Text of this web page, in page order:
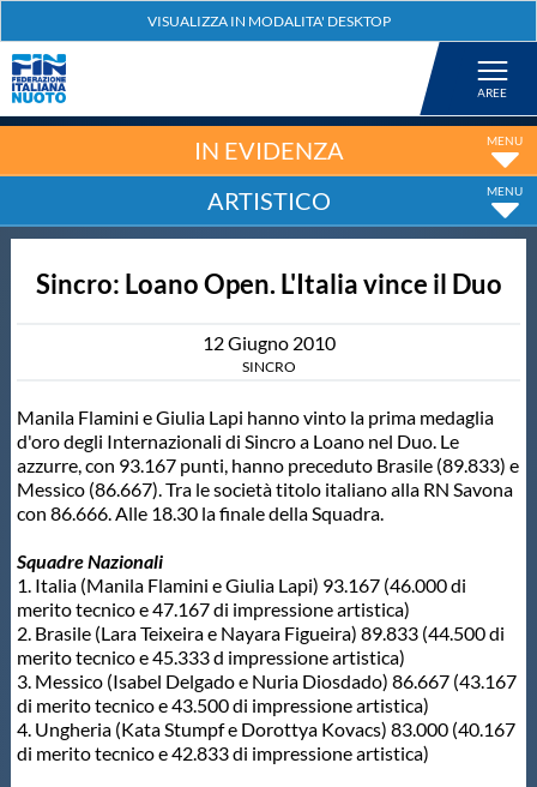
Nuoto
Tuffi
Fondo
Salvamento
Master
Formazione
GUG
IN EVIDENZA
ARTISTICO
Sincro: Loano Open. L'Italia vince il Duo
12Giugno 2010
SINCRO
Manila Flamini e Giulia Lapi hanno vinto la prima medaglia
d'oro degli Internazionali di Sincro a Loano nel Duo. Le
azzurre, con 93.167 punti, hanno preceduto Brasile (89.833) e
Messico (86.667). Tra le società titolo italiano alla RN Savona
con 86.666. Alle 18.30 la finale della Squadra.
Squadre Nazionali
1. Italia (Manila Flamini e Giulia Lapi) 93.167 (46.000 di
merito tecnico e 47.167 di impressione artistica)
2. Brasile (Lara Teixeira e Nayara Figueira) 89.833 (44.500 di
merito tecnico e 45.333 d impressione artistica)
3. Messico (Isabel Delgado e Nuria Diosdado) 86.667 (43.167
di merito tecnico e 43.500 di impressione artistica)
4. Ungheria (Kata Stumpf e Dorottya Kovacs) 83.000 (40.167
di merito tecnico e 42.833 di impressione artistica)